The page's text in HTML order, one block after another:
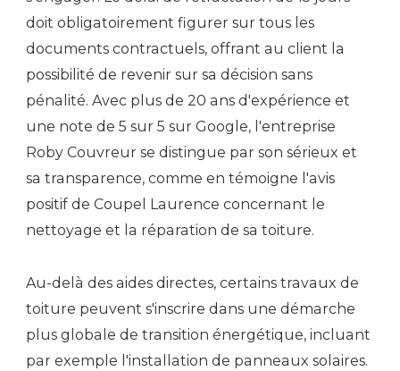
doit obligatoirement figurer sur tous les
documents contractuels, offrant au client la
possibilité de revenir sur sa décision sans
pénalité. Avec plus de 20 ans d'expérience et
une note de 5 sur 5 sur Google, l'entreprise
Roby Couvreur se distingue par son sérieux et
sa transparence, comme en témoigne l'avis
positif de Coupel Laurence concernant le
nettoyage et la réparation de sa toiture.
Au-delà des aides directes, certains travaux de
toiture peuvent s'inscrire dans une démarche
plus globale de transition énergétique, incluant
par exemple l'installation de panneaux solaires.